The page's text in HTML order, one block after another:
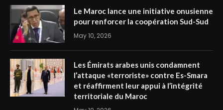
Le Maroc lance une initiative onusienne
pour renforcer la coopération Sud-Sud
May 10, 2026
Les Émirats arabes unis condamnent
l’attaque «terroriste» contre Es-Smara
et réaffirment leur appui à l’intégrité
territoriale du Maroc